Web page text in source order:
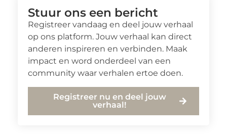
Stuur ons een bericht
Registreer vandaag en deel jouw verhaal
op ons platform. Jouw verhaal kan direct
anderen inspireren en verbinden. Maak
impact en word onderdeel van een
community waar verhalen ertoe doen.
Registreer nu en deel jouw
verhaal!